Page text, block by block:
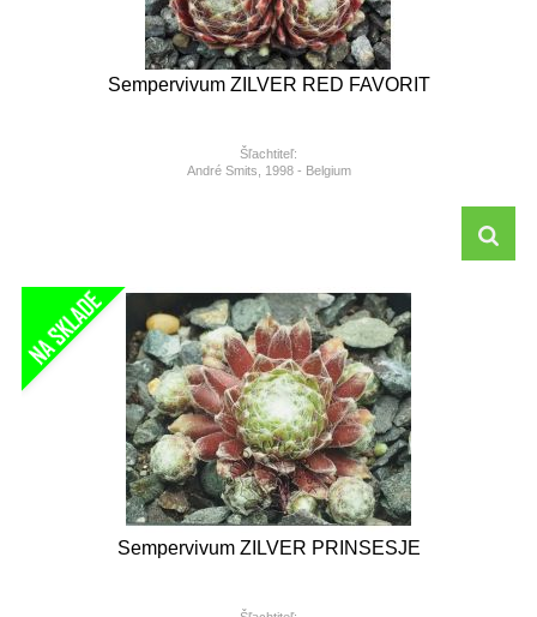
Sempervivum ZILVER RED FAVORIT
Šľachtiteľ:
André Smits, 1998 - Belgium
Sempervivum ZILVER PRINSESJE